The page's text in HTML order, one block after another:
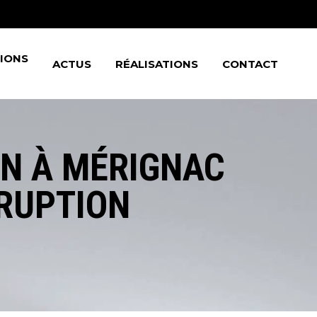
ACTUS RÉALISATIONS CONTACT
Professionnels
À MÉRIGNAC